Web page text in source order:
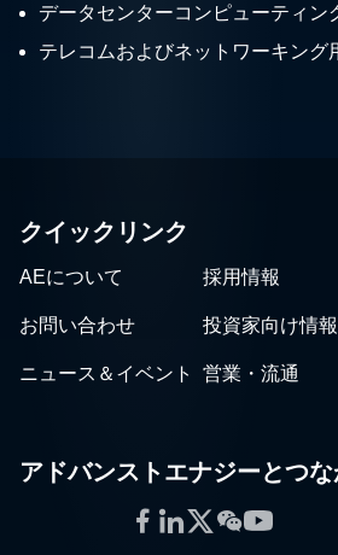
データセンターコンピューティン
テレコムおよびネットワーキング
クイックリンク
AEについて 採用情報
お問い合わせ 投資家向け情報
ニュース＆イベント 営業・流通
アドバンストエナジーとつな
Facebook
LinkedIn
Twitter
WeChat
YouTube